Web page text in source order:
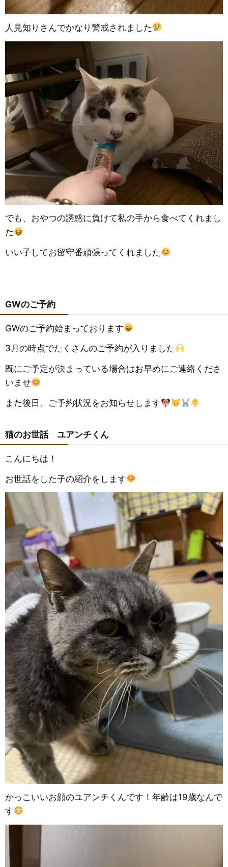
人見知りさんでかなり警戒されました
でも、おやつの誘惑に負けて私の手から食べてくれまし
た
いい子してお留守番頑張ってくれました
GWのご予約
GWのご予約始まっております
3月の時点でたくさんのご予約が入りました
既にご予定が決まっている場合はお早めにご連絡くださ
いませ
また後日、ご予約状況をお知らせします
猫のお世話 ユアンチくん
こんにちは！
お世話をした子の紹介をします
かっこいいお顔のユアンチくんです！年齢は19歳なんで
す